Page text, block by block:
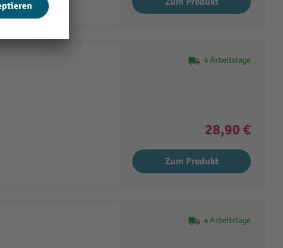
4 Arbeitstage
28,90 €
Zum Produkt
4 Arbeitstage